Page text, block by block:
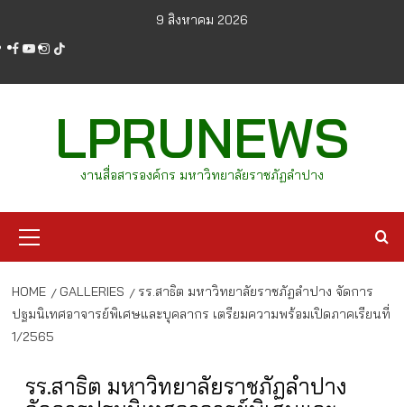
content
9 สิงหาคม 2026
facebook
youtube
instagram
tiktok
LPRUNEWS
งานสื่อสารองค์กร มหาวิทยาลัยราชภัฏลำปาง
Menu
HOME GALLERIES
รร.สาธิต มหาวิทยาลัยราชภัฏลำปาง จัดการ
ปฐมนิเทศอาจารย์พิเศษและบุคลากร เตรียมความพร้อมเปิดภาคเรียนที่
1/2565
รร.สาธิต มหาวิทยาลัยราชภัฏลำปาง